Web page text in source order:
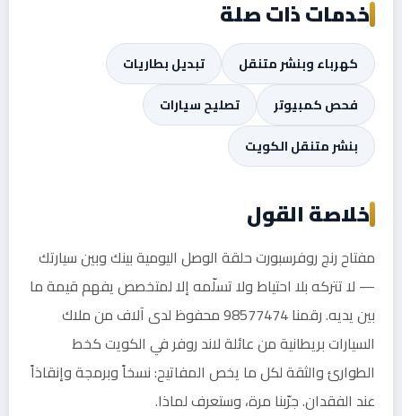
خدمات ذات صلة
كهرباء وبنشر متنقل
تبديل بطاريات
فحص كمبيوتر
تصليح سيارات
بنشر متنقل الكويت
خلاصة القول
مفتاح رنج روفرسبورت حلقة الوصل اليومية بينك وبين سيارتك
— لا تتركه بلا احتياط ولا تسلّمه إلا لمتخصص يفهم قيمة ما
بين يديه. رقمنا 98577474 محفوظ لدى آلاف من ملاك
السيارات بريطانية من عائلة لاند روفر في الكويت كخط
الطوارئ والثقة لكل ما يخص المفاتيح: نسخاً وبرمجة وإنقاذاً
عند الفقدان. جرّبنا مرة، وستعرف لماذا.